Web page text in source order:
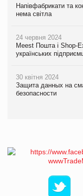
Напівфабрикати та
нема світла
24 червня 2024
Meest Пошта і Shop-
українських
30 квітня 2024
Защита данных на
безопасности